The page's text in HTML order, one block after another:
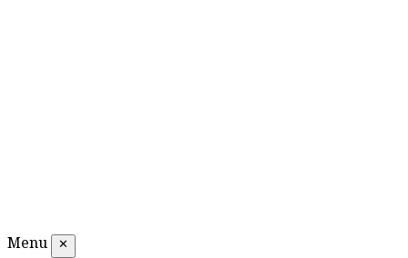
Menu ✕